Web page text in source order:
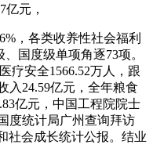
亿元，
，各类收养性社会福利
国度级单项角逐73项。
疗安全1566.52万人，跟
入24.59亿元，全年粮食
亿元，中国工程院院士
度统计局广州查询拜访
社会成长统计公报。结业